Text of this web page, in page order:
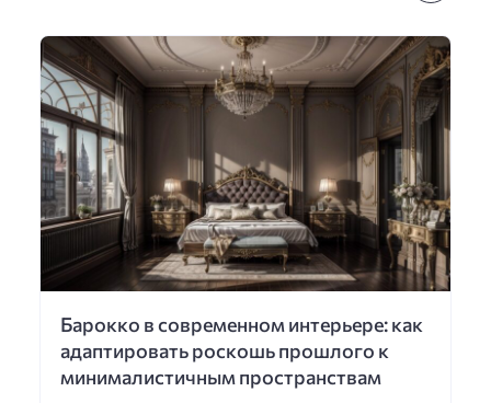
Барокко в современном интерьере: как
адаптировать роскошь прошлого к
минималистичным пространствам